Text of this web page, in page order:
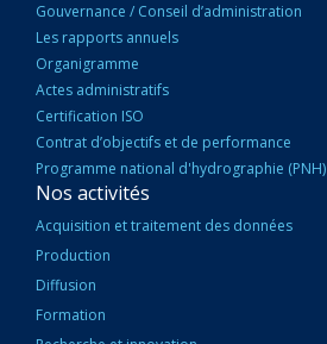
Gouvernance / Conseil d’administration
Les rapports annuels
Organigramme
Actes administratifs
Certification ISO
Contrat d’objectifs et de performance
Programme national d'hydrographie (PNH)
Nos activités
Acquisition et traitement des données
Production
Diffusion
Formation